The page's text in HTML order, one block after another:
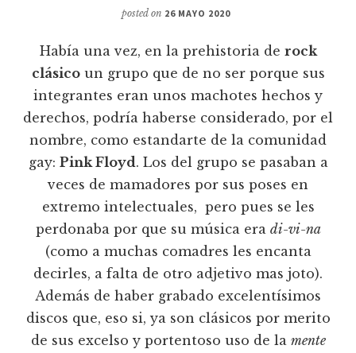
posted on 26 MAYO 2020
Había una vez, en la prehistoria de rock
clásicoun grupo que de no ser porque sus
integrantes eran unos machotes hechos y
derechos, podría haberse considerado, por el
nombre, como estandarte de la comunidad
gay: Pink Floyd. Los del grupo se pasaban a
veces de mamadores por sus poses en
extremo intelectuales, pero pues se les
perdonaba por que su música era di-vi-na
(como a muchas comadres les encanta
decirles, a falta de otro adjetivo mas joto).
Además de haber grabado excelentísimos
discos que, eso si, ya son clásicos por merito
de sus excelso y portentoso uso de la mente